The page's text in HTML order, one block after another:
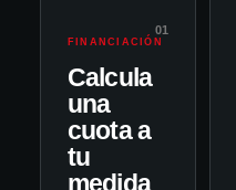
01
FINANCIACIÓN
Calcula
una
cuota a
tu
medida